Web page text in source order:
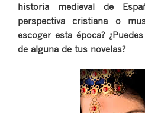
historia medieval de
perspectiva cristiana o
escoger esta época?
de alguna de tus novelas?